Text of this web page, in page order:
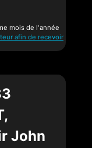
mois de l'année
afin de recevoir
John